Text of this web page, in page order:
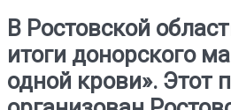
В Ростовской
итоги донорского
одной крови». Этот